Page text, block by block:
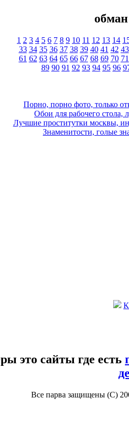
1 2 3 4 5 6 7 8 9 10 11 12 13 14
33 34 35 36 37 38 39 40 41 42 43
61 62 63 64 65 66 67 68 69 70 71
89 90 91 92 93 94 95 96
Порно, порно фото, только
Обои для рабочего стола,
Лучшие проститутки москвы,
Знаменитости, голые
это сайты где есть
Все парва защищены (С)